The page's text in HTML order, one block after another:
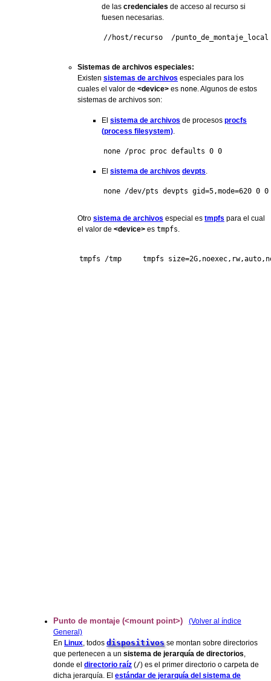
de las credenciales de acceso al recurso si
fuesen necesarias.
//host/recurso  /
Sistemas de archivos especiales:
Existen sistemas de archivos especiales para los
cuales el valor de <device> es none. Algunos de estos
sistemas de archivos son:
El sistema de archivos de procesos procfs
(process filesystem).
none /proc proc defaults 0 0
El sistema de archivos devpts.
none /dev/pts devpts gid=5,mode=620 0 0
Otro sistema de archivos especial es tmpfs para el cual
el valor de <device> es tmpfs.
tmpfs /tmp     tmpfs
Punto de montaje (<mount point>)
(Volver al índice
General)
En Linux, todos dispositivosse montan sobre directorios
que pertenecen a un sistema de jerarquía de directorios,
donde el directorio raíz (/) es el primer directorio o carpeta de
dicha jerarquía. El estándar de jerarquía del sistema de